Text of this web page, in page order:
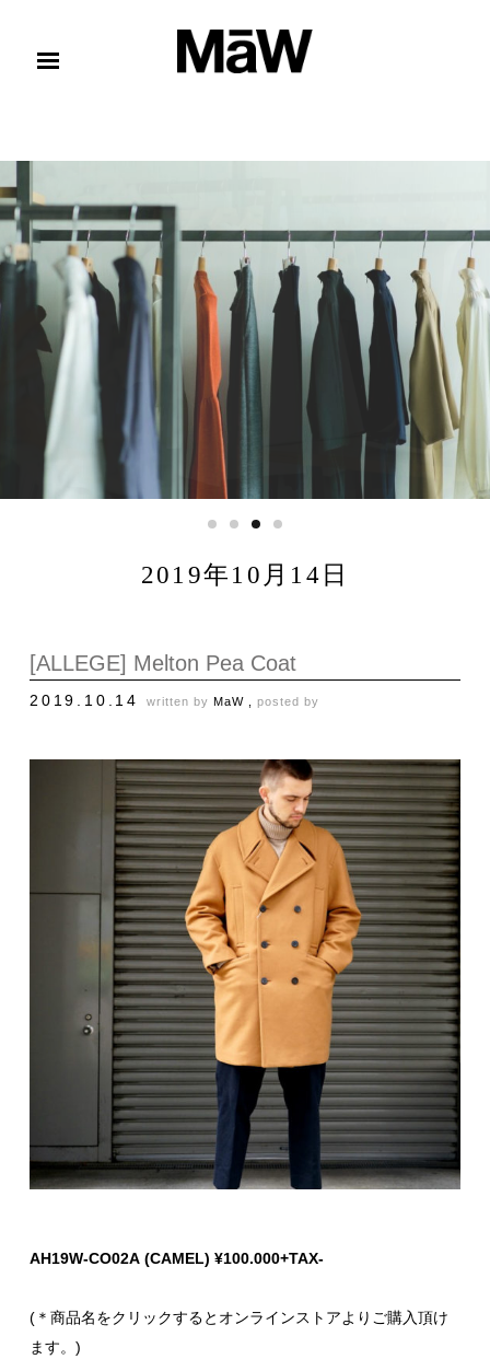
2019年10月14日
[ALLEGE] Melton Pea Coat
2019.10.14 written by MaW , posted by
AH19W-CO02A (CAMEL) ¥100.000+TAX-
(＊商品名をクリックするとオンラインストアよりご購入頂け
ます。)